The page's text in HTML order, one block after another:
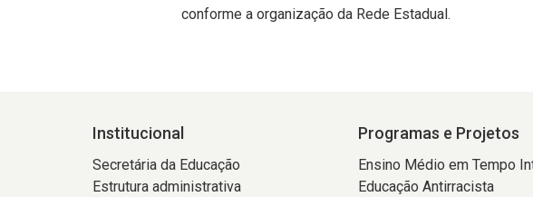
conforme a organização da Rede Estadual.
Institucional
Secretária da Educação
Estrutura administrativa
Programas e Projetos
Ensino Médio em Tempo
Educação Antirracista